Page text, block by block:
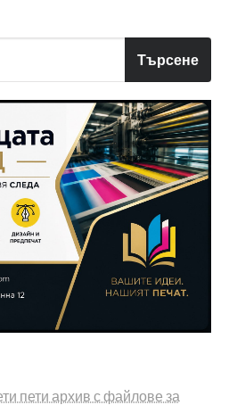
Търсене
пети архив с файлове за